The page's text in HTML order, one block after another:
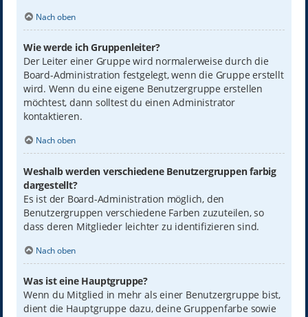
Nach oben
Wie werde ich Gruppenleiter?
Der Leiter einer Gruppe wird normalerweise durch die
Board-Administration festgelegt, wenn die Gruppe erstellt
wird. Wenn du eine eigene Benutzergruppe erstellen
möchtest, dann solltest du einen Administrator
kontaktieren.
Nach oben
Weshalb werden verschiedene Benutzergruppen farbig
dargestellt?
Es ist der Board-Administration möglich, den
Benutzergruppen verschiedene Farben zuzuteilen, so
dass deren Mitglieder leichter zu identifizieren sind.
Nach oben
Was ist eine Hauptgruppe?
Wenn du Mitglied in mehr als einer Benutzergruppe bist,
dient die Hauptgruppe dazu, deine Gruppenfarbe sowie